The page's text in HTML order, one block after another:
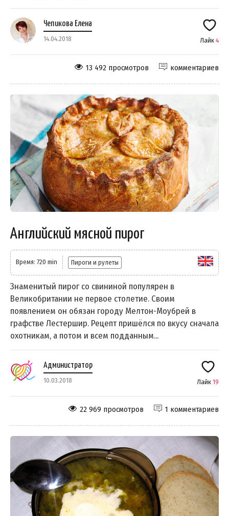
Чепикова Елена
14.04.2018 Лайк 4
комментариев
13 492 просмотров
Английский мясной пирог
Время: 720 min Пироги и рулеты
Знаменитый пирог со свининой популярен в
Великобритании не первое столетие. Своим
появлением он обязан городу Мелтон-Моубрей в
графстве Лестершир. Рецепт пришёлся по вкусу сначала
охотникам, а потом и всем подданным...
Администратор
10.03.2018 Лайк 19
1 комментариев
22 969 просмотров